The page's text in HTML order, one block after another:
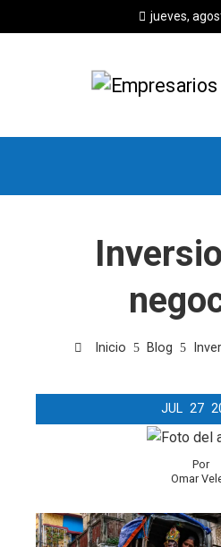
jueves,
Inicio Blog
JUL 27
Por
Omar